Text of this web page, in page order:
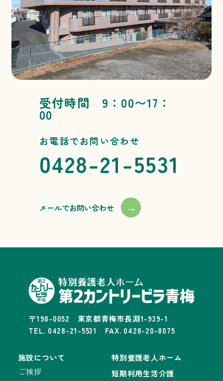
受付時間 9：00〜17：
00
お電話でお問い合わせ
0428-21-5531
メールでお問い合わせ →
〒198-0052 東京都青梅市長淵1-939-1
TEL. 0428-21-5531 FAX. 0428-20-8075
施設について
ご挨拶
特別養護老人ホーム
短期利用生活介護